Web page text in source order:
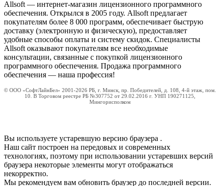
Allsoft — интернет-магазин лицензионного программного
обеспечения. Открылся в 2005 году. Allsoft предлагает
покупателям более 8 000 программ, обеспечивает быструю
доставку (электронную и физическую), предоставляет
удобные способы оплаты и систему скидок. Специалисты
Allsoft оказывают покупателям все необходимые
консультации, связанные с покупкой лицензионного
программного обеспечения. Продажа программного
обеспечения — наша профессия!
© ООО «СофтЛайнБел» 2001-2026 РБ, г. Минск, пр. Победителей, д. 108, 4-й этаж, пом.
10. В Торговом реестре РБ №307752 от 29.02.2016 г. УНП 190271125,
Мингорисполком
Вы используете устаревшую версию браузера .
Наш сайт построен на передовых и современных
технологиях, поэтому при использовании устаревших версий
браузера некоторые элементы могут отображаться
некорректно.
Мы рекомендуем вам обновить браузер до последней версии.